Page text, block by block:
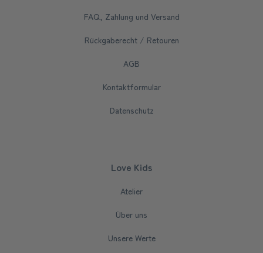
FAQ, Zahlung und Versand
Rückgaberecht / Retouren
AGB
Kontaktformular
Datenschutz
Love Kids
Atelier
Über uns
Unsere Werte